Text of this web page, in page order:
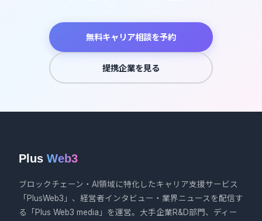
無料キャリア相談を予約
提携企業を見る
Plus Web3
ブロックチェーン・AI領域に特化したキャリア支援サービス
「PlusWeb3」、経営者インタビュー・業界ニュースを配信す
る「Plus Web3 media」を運営。大手企業R&D部門、ディー